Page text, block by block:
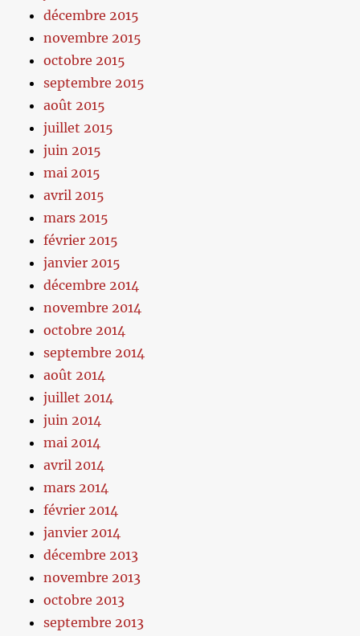
décembre 2015
novembre 2015
octobre 2015
septembre 2015
août 2015
juillet 2015
juin 2015
mai 2015
avril 2015
mars 2015
février 2015
janvier 2015
décembre 2014
novembre 2014
octobre 2014
septembre 2014
août 2014
juillet 2014
juin 2014
mai 2014
avril 2014
mars 2014
février 2014
janvier 2014
décembre 2013
novembre 2013
octobre 2013
septembre 2013